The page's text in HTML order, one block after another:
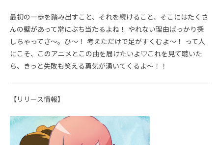
最初の一歩を踏み出すこと、それを続けること、そこにはたくさ
んの壁があって常にぶち当たるよね！ やれない理由ばっかり探
しちゃってさ〜。ひ〜！ 考えただけで足がすくむよ〜！ って人
にこそ、このアニメとこの曲を届けたいよ♡これを見て聴いた
ら、きっと失敗も笑える勇気が湧いてくるよ〜！！
【リリース情報】